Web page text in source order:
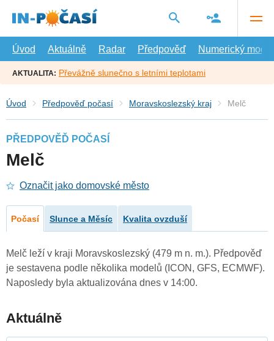
hlavní
Úvod
Aktuálně Radar Předpověď Numerický model
AKTUALITA: Převážně slunečno s letními teplotami
Úvod Předpověď počasí Moravskoslezský kraj Melč
PŘEDPOVĚĎ POČASÍ
Melč
Označit jako domovské město
Počasí Slunce a Měsíc Kvalita ovzduší
Melč leží v kraji Moravskoslezský (479 m n. m.). Předpověď
je sestavena podle několika modelů (ICON, GFS, ECMWF).
Naposledy byla aktualizována dnes v 14:00.
Aktuálně